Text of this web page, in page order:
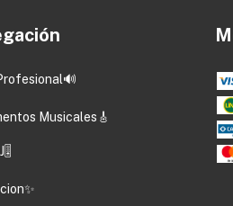
Musicales🎸